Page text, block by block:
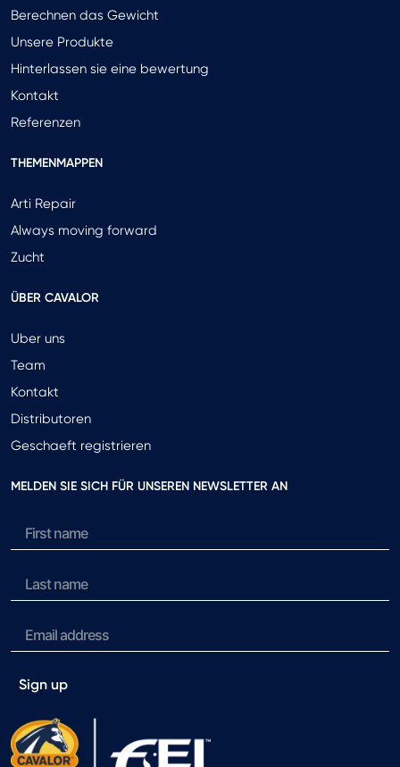
Berechnen das Gewicht
Unsere Produkte
Hinterlassen sie eine bewertung
Kontakt
Referenzen
THEMENMAPPEN
Arti Repair
Always moving forward
Zucht
ÜBER CAVALOR
Uber uns
Team
Kontakt
Distributoren
Geschaeft registrieren
MELDEN SIE SICH FÜR UNSEREN NEWSLETTER AN
Sign up